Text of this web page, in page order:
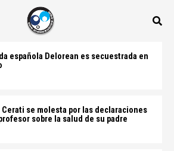
española Delorean es secuestrada en
Cerati se molesta por las declaraciones
sobre la salud de su padre